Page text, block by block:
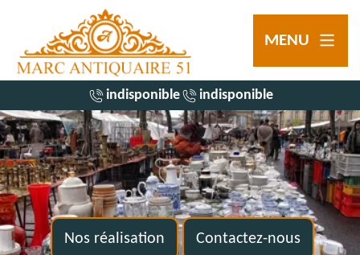
MENU
indisponible indisponible
Nos réalisation Contactez-nous